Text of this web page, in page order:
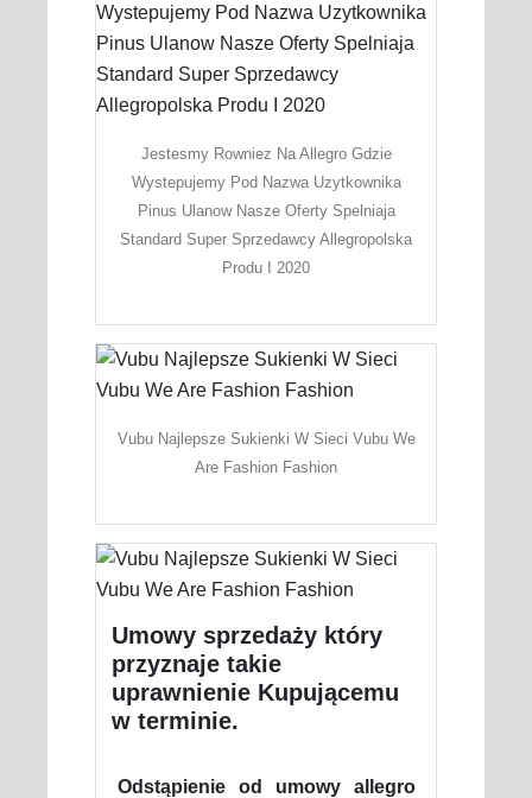
Jestesmy Rowniez Na Allegro Gdzie
Wystepujemy Pod Nazwa Uzytkownika
Pinus Ulanow Nasze Oferty Spelniaja
Standard Super Sprzedawcy Allegropolska
Produ I 2020
Vubu Najlepsze Sukienki W Sieci Vubu We
Are Fashion Fashion
Umowy sprzedaży który
przyznaje takie
uprawnienie Kupującemu
w terminie.
Odstąpienie od umowy allegro